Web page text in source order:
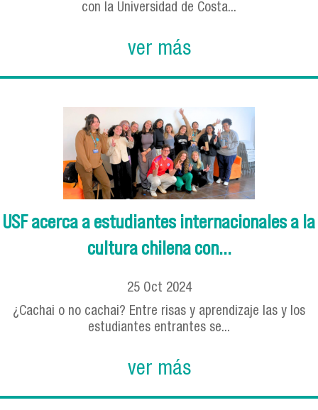
con la Universidad de Costa...
ver más
USF acerca a estudiantes internacionales a la
cultura chilena con...
25 Oct 2024
¿Cachai o no cachai? Entre risas y aprendizaje las y los
estudiantes entrantes se...
ver más